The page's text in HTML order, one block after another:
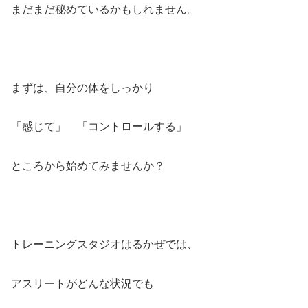
まだまだ秘めているかもしれません。
まずは、自分の体をしっかり
「感じて」 「コントロールする」
ところから始めてみませんか？
トレーニングスタジオはるかぜでは、
アスリートがどんな状況でも